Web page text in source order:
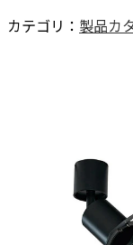
カテゴリ： 製品カ